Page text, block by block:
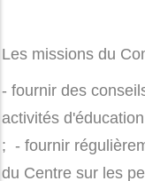
- fournir des
activités
; - fournir